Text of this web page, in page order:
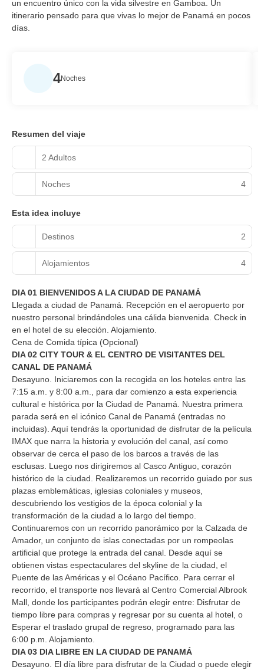
un encuentro único con la vida silvestre en Gamboa. Un
itinerario pensado para que vivas lo mejor de Panamá en pocos
días.
4Noches
Resumen del viaje
2 Adultos
Noches 4
Esta idea incluye
Destinos 2
Alojamientos 4
DIA 01 BIENVENIDOS A LA CIUDAD DE PANAMÁ
Llegada a ciudad de Panamá. Recepción en el aeropuerto por
nuestro personal brindándoles una cálida bienvenida. Check in
en el hotel de su elección. Alojamiento.
Cena de Comida típica (Opcional)
DIA 02 CITY TOUR & EL CENTRO DE VISITANTES DEL
CANAL DE PANAMÁ
Desayuno. Iniciaremos con la recogida en los hoteles entre las
7:15 a.m. y 8:00 a.m., para dar comienzo a esta experiencia
cultural e histórica por la Ciudad de Panamá. Nuestra primera
parada será en el icónico Canal de Panamá (entradas no
incluidas). Aquí tendrás la oportunidad de disfrutar de la película
IMAX que narra la historia y evolución del canal, así como
observar de cerca el paso de los barcos a través de las
esclusas. Luego nos dirigiremos al Casco Antiguo, corazón
histórico de la ciudad. Realizaremos un recorrido guiado por sus
plazas emblemáticas, iglesias coloniales y museos,
descubriendo los vestigios de la época colonial y la
transformación de la ciudad a lo largo del tiempo.
Continuaremos con un recorrido panorámico por la Calzada de
Amador, un conjunto de islas conectadas por un rompeolas
artificial que protege la entrada del canal. Desde aquí se
obtienen vistas espectaculares del skyline de la ciudad, el
Puente de las Américas y el Océano Pacífico. Para cerrar el
recorrido, el transporte nos llevará al Centro Comercial Albrook
Mall, donde los participantes podrán elegir entre: Disfrutar de
tiempo libre para compras y regresar por su cuenta al hotel, o
Esperar el traslado grupal de regreso, programado para las
6:00 p.m. Alojamiento.
DIA 03 DIA LIBRE EN LA CIUDAD DE PANAMÁ
Desayuno. El día libre para disfrutar de la Ciudad o puede elegir